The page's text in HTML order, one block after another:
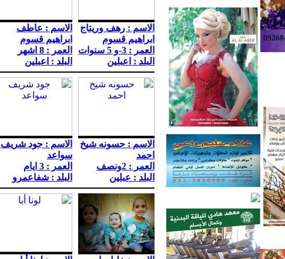
الاسم : رهف وريتاج
ابراهيم قسوم
العمر : 3-و 5 سنوات
البلد : اعبلين
الاسم : عاطف
ابراهيم قسوم
العمر : 8 اشهر
البلد : اعبلين
الاسم : حسونه شيخ
احمد
العمر : 2ونصف
البلد : عبلين
الاسم : جود شريف
سواعد
العمر : 3 ايام
البلد : شفاعمرو